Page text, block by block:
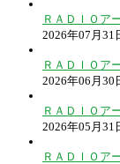
ＲＡＤＩＯア
2026年07月31
ＲＡＤＩＯア
2026年06月30
ＲＡＤＩＯア
2026年05月31
ＲＡＤＩＯア